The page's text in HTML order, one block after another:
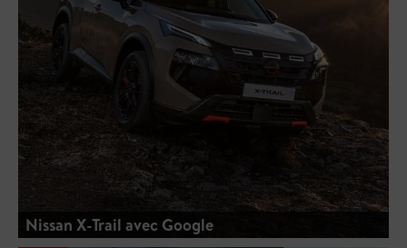
Nissan X-Trail avec Google